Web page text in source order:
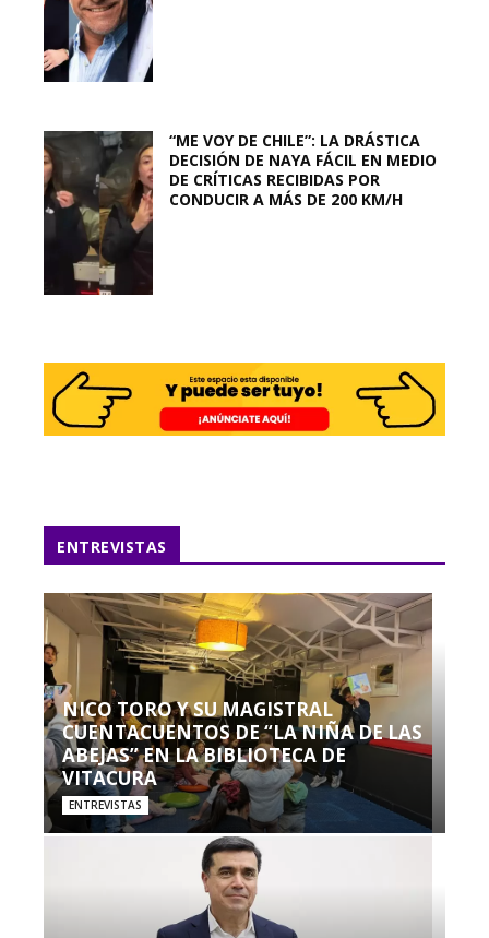
“ME VOY DE CHILE”: LA DRÁSTICA
DECISIÓN DE NAYA FÁCIL EN MEDIO
DE CRÍTICAS RECIBIDAS POR
CONDUCIR A MÁS DE 200 KM/H
ENTREVISTAS
NICO TORO Y SU MAGISTRAL
CUENTACUENTOS DE “LA NIÑA DE LAS
ABEJAS” EN LA BIBLIOTECA DE
VITACURA
ENTREVISTAS